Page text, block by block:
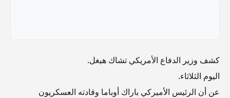
كشف وزير الدفاع الأمريكي تشاك هيغل.
اليوم الثلاثاء.
عن أن الرئيس الأميركي باراك أوباما وقادته العسكريون